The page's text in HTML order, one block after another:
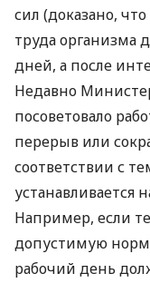
сил (доказано,
труда организма
дней, а после
Недавно
посоветовало
перерыв или
соответствии с
устанавливается
Например, если
допустимую
рабочий день